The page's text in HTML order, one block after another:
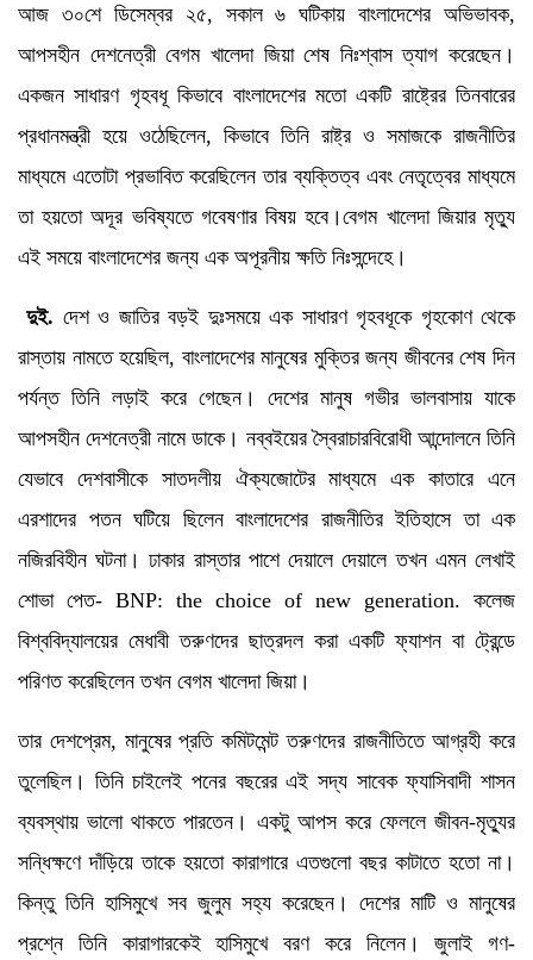
আজ ৩০শে ডিসেম্বর ২৫, সকাল ৬ ঘটিকায় বাংলাদেশের অভিভাবক,
আপসহীন দেশনেত্রী বেগম খালেদা জিয়া শেষ নিঃশ্বাস ত্যাগ করেছেন।
একজন সাধারণ গৃহবধূ কিভাবে বাংলাদেশের মতো একটি রাষ্ট্রের তিনবারের
প্রধানমন্ত্রী হয়ে ওঠেছিলেন, কিভাবে তিনি রাষ্ট্র ও সমাজকে রাজনীতির
মাধ্যমে এতোটা প্রভাবিত করেছিলেন তার ব্যক্তিত্ব এবং নেতৃত্বের মাধ্যমে
তা হয়তো অদূর ভবিষ্যতে গবেষণার বিষয় হবে।বেগম খালেদা জিয়ার মৃত্যু
এই সময়ে বাংলাদেশের জন্য এক অপূরনীয় ক্ষতি নিঃসন্দেহে।
দুই. দেশ ও জাতির বড়ই দুঃসময়ে এক সাধারণ গৃহবধূকে গৃহকোণ থেকে
রাস্তায় নামতে হয়েছিল, বাংলাদেশের মানুষের মুক্তির জন্য জীবনের শেষ দিন
পর্যন্ত তিনি লড়াই করে গেছেন। দেশের মানুষ গভীর ভালবাসায় যাকে
আপসহীন দেশনেত্রী নামে ডাকে। নব্বইয়ের স্বৈরাচারবিরোধী আন্দোলনে তিনি
যেভাবে দেশবাসীকে সাতদলীয় ঐক্যজোটের মাধ্যমে এক কাতারে এনে
এরশাদের পতন ঘটিয়ে ছিলেন বাংলাদেশের রাজনীতির ইতিহাসে তা এক
নজিরবিহীন ঘটনা। ঢাকার রাস্তার পাশে দেয়ালে দেয়ালে তখন এমন লেখাই
শোভা পেত- BNP: the choice of new generation. কলেজ
বিশ্ববিদ্যালয়ের মেধাবী তরুণদের ছাত্রদল করা একটি ফ্যাশন বা ট্রেন্ডে
পরিণত করেছিলেন তখন বেগম খালেদা জিয়া।
তার দেশপ্রেম, মানুষের প্রতি কমিটমেন্ট তরুণদের রাজনীতিতে আগ্রহী করে
তুলেছিল। তিনি চাইলেই পনের বছরের এই সদ্য সাবেক ফ্যাসিবাদী শাসন
ব্যবস্থায় ভালো থাকতে পারতেন। একটু আপস করে ফেললে জীবন-মৃত্যুর
সন্ধিক্ষণে দাঁড়িয়ে তাকে হয়তো কারাগারে এতগুলো বছর কাটাতে হতো না।
কিন্তু তিনি হাসিমুখে সব জুলুম সহ্য করেছেন। দেশের মাটি ও মানুষের
প্রশ্নে তিনি কারাগারকেই হাসিমুখে বরণ করে নিলেন। জুলাই গণ-